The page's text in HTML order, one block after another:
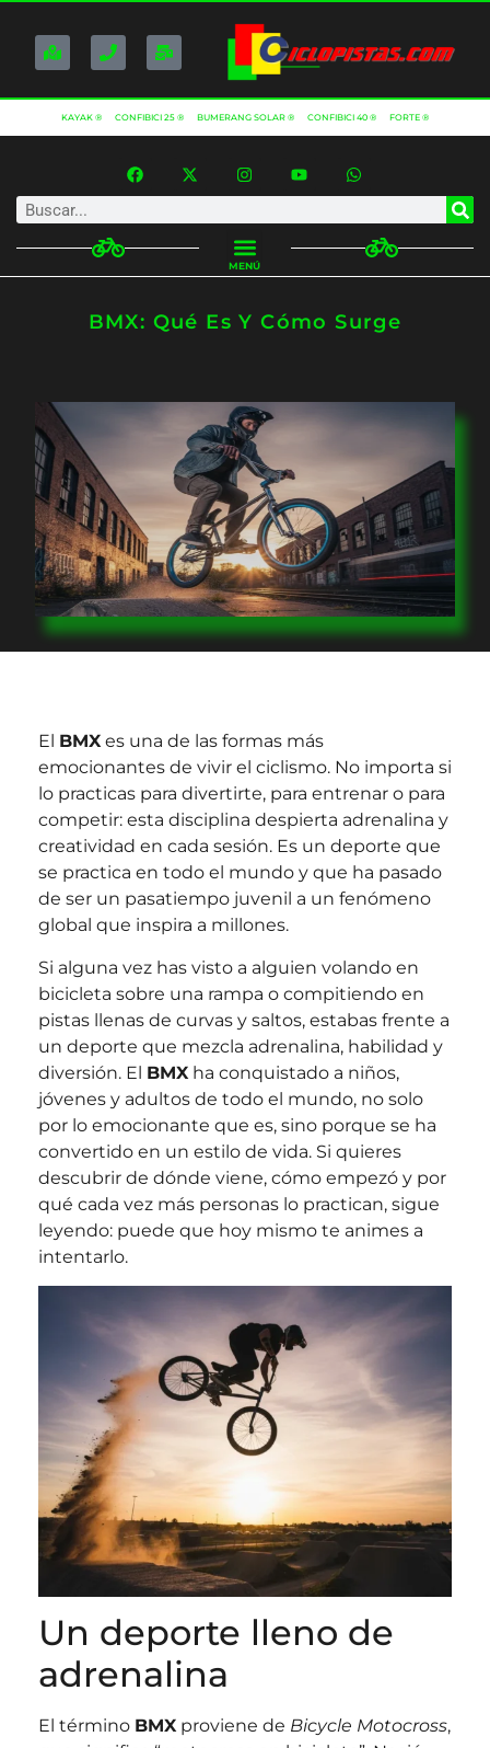
KAYAK ® CONFIBICI 25 ® BUMERANG SOLAR ® CONFIBICI 40 ® FORTE ®
MENÚ
BMX: Qué Es Y Cómo Surge
El BMX es una de las formas más
emocionantes de vivir el ciclismo. No importa si
lo practicas para divertirte, para entrenar o para
competir: esta disciplina despierta adrenalina y
creatividad en cada sesión. Es un deporte que
se practica en todo el mundo y que ha pasado
de ser un pasatiempo juvenil a un fenómeno
global que inspira a millones.
Si alguna vez has visto a alguien volando en
bicicleta sobre una rampa o compitiendo en
pistas llenas de curvas y saltos, estabas frente a
un deporte que mezcla adrenalina, habilidad y
diversión. El BMX ha conquistado a niños,
jóvenes y adultos de todo el mundo, no solo
por lo emocionante que es, sino porque se ha
convertido en un estilo de vida. Si quieres
descubrir de dónde viene, cómo empezó y por
qué cada vez más personas lo practican, sigue
leyendo: puede que hoy mismo te animes a
intentarlo.
Un deporte lleno de
adrenalina
El término BMX proviene de Bicycle Motocross,